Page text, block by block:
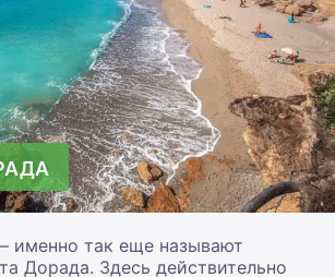
именно так еще называют
Дорада. Здесь действительно